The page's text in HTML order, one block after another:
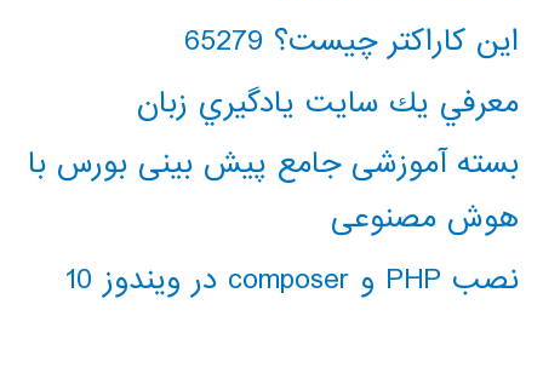
این کاراکتر چیست؟ 65279
معرفي يك سايت يادگيري زبان
بسته آموزشی جامع پیش بینی بورس با
هوش مصنوعی
نصب PHP و composer در ویندوز 10